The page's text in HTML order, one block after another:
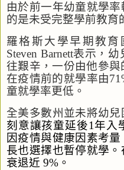
由於前一年幼童就學率
的是未受完整學前教育
羅格斯大學早期教
Steven Barnett表示， 幼
往艱辛，一份由他參與
在疫情前的就學率由
童就學率更低 。
全美多數州並未將幼兒
刻意讓孩童延後1年入
因疫情與健康因素考量
長也選擇也暫停就學
衰退近 9% 。